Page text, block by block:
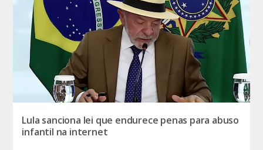
Lula sanciona lei que endurece penas para abuso
infantil na internet